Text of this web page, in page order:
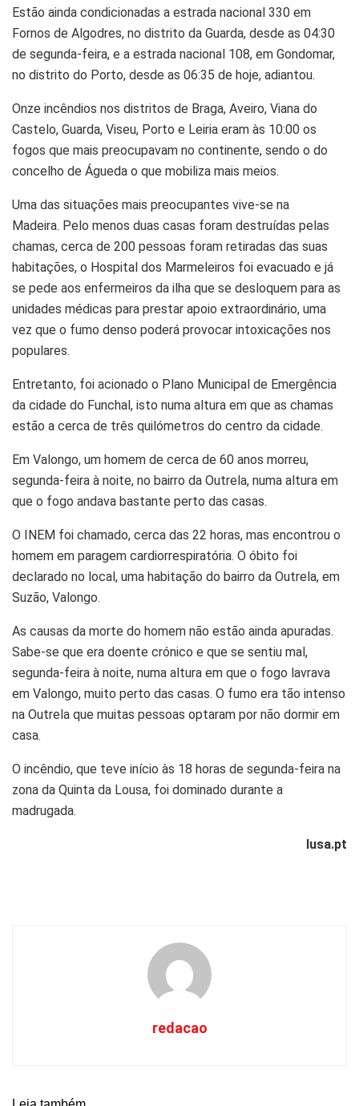
Estão ainda condicionadas a estrada nacional 330 em
Fornos de Algodres, no distrito da Guarda, desde as 04:30
de segunda-feira, e a estrada nacional 108, em Gondomar,
no distrito do Porto, desde as 06:35 de hoje, adiantou.
Onze incêndios nos distritos de Braga, Aveiro, Viana do
Castelo, Guarda, Viseu, Porto e Leiria eram às 10:00 os
fogos que mais preocupavam no continente, sendo o do
concelho de Águeda o que mobiliza mais meios.
Uma das situações mais preocupantes vive-se na
Madeira. Pelo menos duas casas foram destruídas pelas
chamas, cerca de 200 pessoas foram retiradas das suas
habitações, o Hospital dos Marmeleiros foi evacuado e já
se pede aos enfermeiros da ilha que se desloquem para as
unidades médicas para prestar apoio extraordinário, uma
vez que o fumo denso poderá provocar intoxicações nos
populares.
Entretanto, foi acionado o Plano Municipal de Emergência
da cidade do Funchal, isto numa altura em que as chamas
estão a cerca de três quilómetros do centro da cidade.
Em Valongo, um homem de cerca de 60 anos morreu,
segunda-feira à noite, no bairro da Outrela, numa altura em
que o fogo andava bastante perto das casas.
O INEM foi chamado, cerca das 22 horas, mas encontrou o
homem em paragem cardiorrespiratória. O óbito foi
declarado no local, uma habitação do bairro da Outrela, em
Suzão, Valongo.
As causas da morte do homem não estão ainda apuradas.
Sabe-se que era doente crónico e que se sentiu mal,
segunda-feira à noite, numa altura em que o fogo lavrava
em Valongo, muito perto das casas. O fumo era tão intenso
na Outrela que muitas pessoas optaram por não dormir em
casa.
O incêndio, que teve início às 18 horas de segunda-feira na
zona da Quinta da Lousa, foi dominado durante a
madrugada.
lusa.pt
redacao